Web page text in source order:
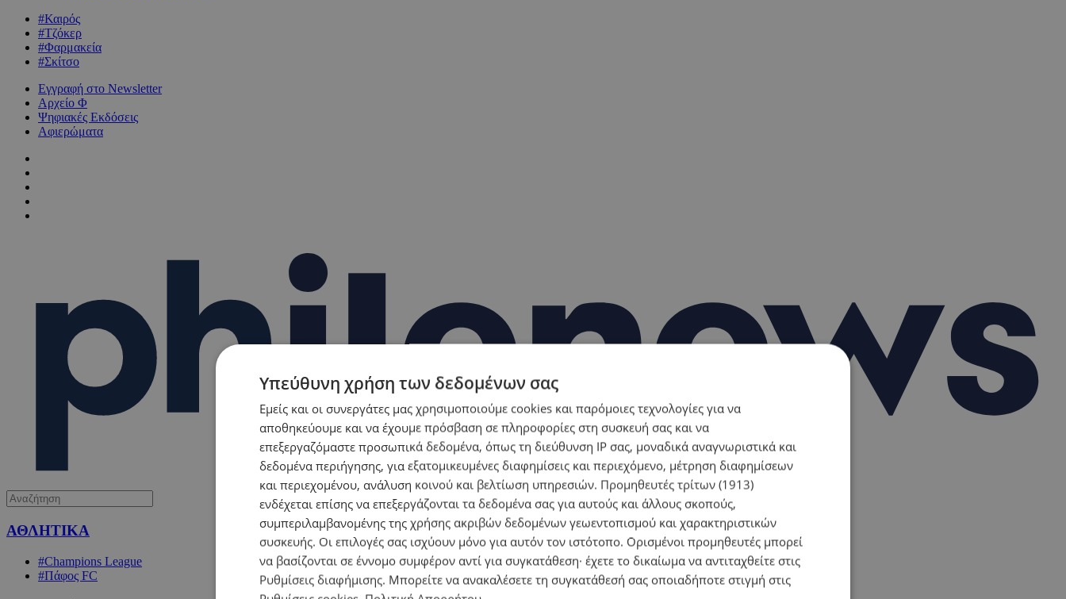
#Καιρός
#Τζόκερ
#Φαρμακεία
#Σκίτσο
Εγγραφή στο Newsletter
Αρχείο Φ
Ψηφιακές Εκδόσεις
Αφιερώματα
ΑΘΛΗΤΙΚΑ
#Champions League
#Πάφος FC
Υπεύθυνη χρήση των δεδομένων σας
Εμείς και οι συνεργάτες μας χρησιμοποιούμε cookies και παρόμοιες τεχνολογίες για να
αποθηκεύουμε και να έχουμε πρόσβαση σε πληροφορίες στη συσκευή σας και να
επεξεργαζόμαστε προσωπικά δεδομένα, όπως τη διεύθυνση IP σας, μοναδικά αναγνωριστικά και
δεδομένα περιήγησης, για εξατομικευμένες διαφημίσεις και περιεχόμενο, μέτρηση διαφημίσεων
και περιεχομένου, ανάλυση κοινού και βελτίωση υπηρεσιών. Προμηθευτές τρίτων (1913)
ενδέχεται επίσης να επεξεργάζονται τα δεδομένα σας για αυτούς και άλλους σκοπούς,
συμπεριλαμβανομένης της χρήσης ακριβών δεδομένων γεωεντοπισμού και χαρακτηριστικών
συσκευής. Οι επιλογές σας ισχύουν μόνο για αυτόν τον ιστότοπο. Ορισμένοι προμηθευτές μπορεί
να βασίζονται σε έννομο συμφέρον αντί για συγκατάθεση· έχετε το δικαίωμα να αντιταχθείτε στις
Ρυθμίσεις διαφήμισης. Μπορείτε να ανακαλέσετε τη συγκατάθεσή σας οποιαδήποτε στιγμή στις